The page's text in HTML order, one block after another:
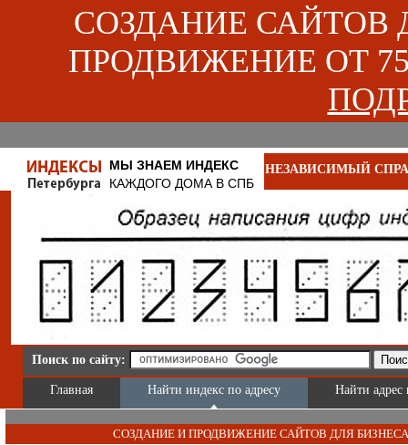
СОЗДАНИЕ САЙТОВ
ПРОДВИЖЕНИЕ ОТ
МЫ ЗНАЕМ ИНДЕКС
КАЖДОГО ДОМА В СПБ
НЕЗАВИСИМЫЙ
Поиск по сайту:
Главная Найти индекс по адресу Найти адрес
СОЗДАНИЕ И ПРОДВИЖЕНИЕ САЙТОВ ДЛЯ